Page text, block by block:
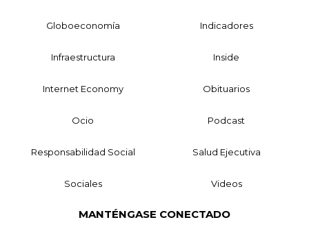
Globoeconomía Indicadores
Infraestructura Inside
Internet Economy Obituarios
Ocio Podcast
Responsabilidad Social Salud Ejecutiva
Sociales Videos
MANTÉNGASE CONECTADO